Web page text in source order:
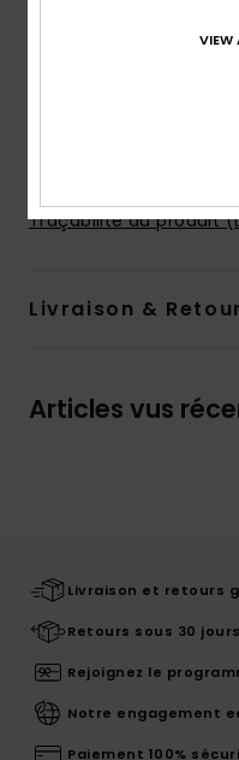
Traçabilité du produit
Livraison &
Articles vus
Livraison et retours
Retours sous 30 jours
Rejoignez le
Notre engagement
Paiement 100%
VIEW